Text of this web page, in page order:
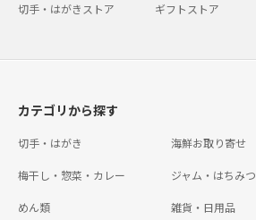
切手・はがきストア ギフトストア
カテゴリから探す
切手・はがき 海鮮お取り寄せ
梅干し・惣菜・カレー ジャム・はちみつ
めん類 雑貨・日用品